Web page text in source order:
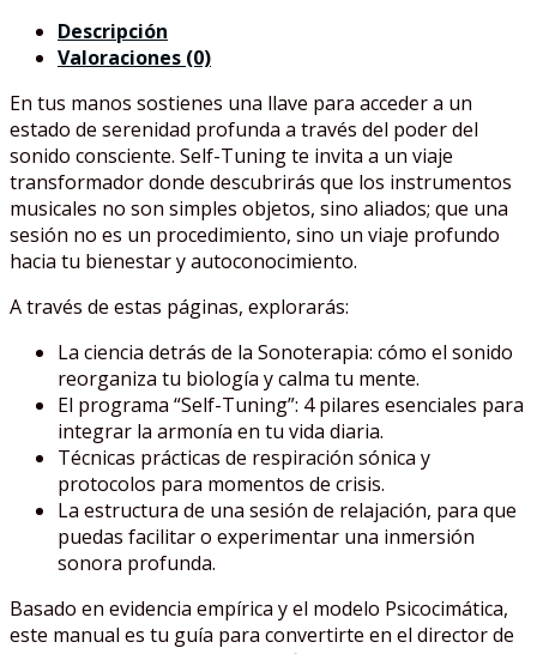
Descripción
Valoraciones (0)
En tus manos sostienes una llave para acceder a un
estado de serenidad profunda a través del poder del
sonido consciente. Self-Tuning te invita a un viaje
transformador donde descubrirás que los instrumentos
musicales no son simples objetos, sino aliados; que una
sesión no es un procedimiento, sino un viaje profundo
hacia tu bienestar y autoconocimiento.
A través de estas páginas, explorarás:
La ciencia detrás de la Sonoterapia: cómo el sonido
reorganiza tu biología y calma tu mente.
El programa “Self-Tuning”: 4 pilares esenciales para
integrar la armonía en tu vida diaria.
Técnicas prácticas de respiración sónica y
protocolos para momentos de crisis.
La estructura de una sesión de relajación, para que
puedas facilitar o experimentar una inmersión
sonora profunda.
Basado en evidencia empírica y el modelo Psicocimática,
este manual es tu guía para convertirte en el director de